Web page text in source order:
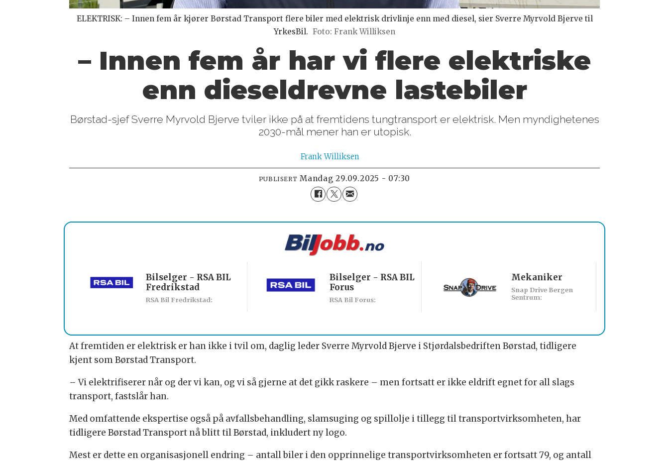
ELEKTRISK: – Innen fem år kjører Børstad Transport flere biler med elektrisk drivlinje enn med diesel, sier Sverre Myrvold Bjerve til
YrkesBil. Foto: Frank Williksen
– Innen fem år har vi flere elektriske
enn dieseldrevne lastebiler
Børstad-sjef Sverre Myrvold Bjerve tviler ikke på at fremtidens tungtransport er elektrisk. Men myndighetenes
2030-mål mener han er utopisk.
Frank Williksen
PUBLISERT mandag 29.09.2025 - 07:30
RSA Bil Fredrikstad:
Bilselger - RSA BIL
Fredrikstad
RSA Bil Forus:
Bilselger - RSA BIL
Forus
Snap Drive Bergen
Sentrum:
Mekaniker
At fremtiden er elektrisk er han ikke i tvil om, daglig leder Sverre Myrvold Bjerve i Stjørdalsbedriften Børstad, tidligere
kjent som Børstad Transport.
– Vi elektrifiserer når og der vi kan, og vi så gjerne at det gikk raskere – men fortsatt er ikke eldrift egnet for all slags
transport, fastslår han.
Med omfattende ekspertise også på avfallsbehandling, slamsuging og spillolje i tillegg til transportvirksomheten, har
tidligere Børstad Transport nå blitt til Børstad, inkludert ny logo.
Mest er dette en organisasjonell endring – antall biler i den opprinnelige transportvirksomheten er fortsatt 79, og antall